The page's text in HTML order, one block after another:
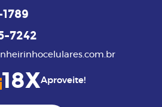
7242
18XAproveite!